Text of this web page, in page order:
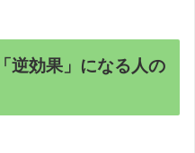
逆効果」になる人の